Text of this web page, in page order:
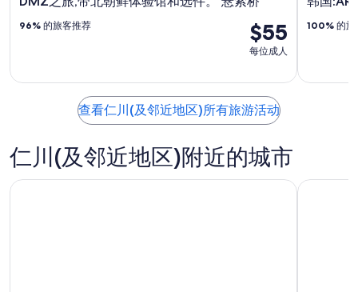
$55
每位成人
96% 的旅客推荐 100% 的旅
查看仁川(及邻近地区)所有旅游活动
仁川(及邻近地区)附近的城市